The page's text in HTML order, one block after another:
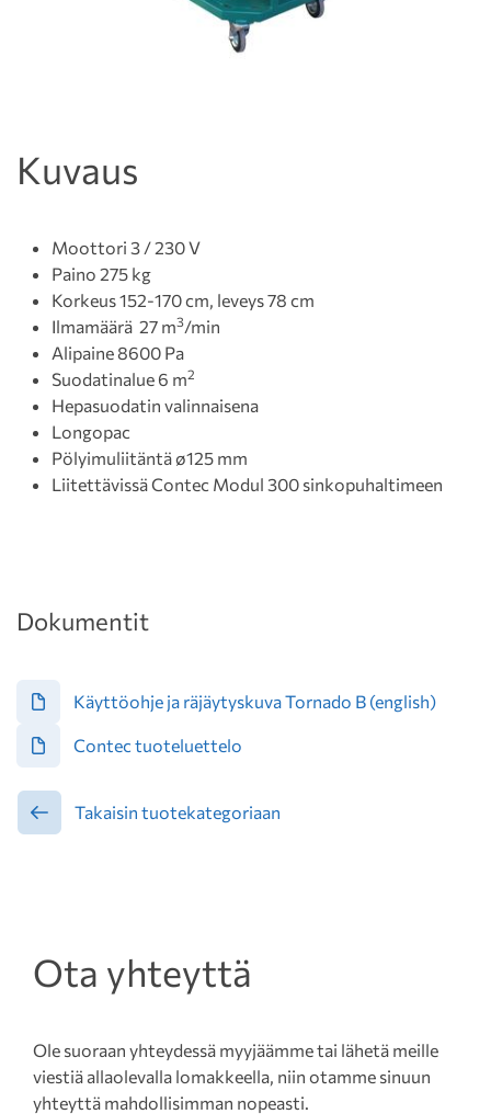
Kuvaus
Moottori 3 / 230 V
Paino 275 kg
Korkeus 152-170 cm, leveys 78 cm
Ilmamäärä 27 m3/min
Alipaine 8600 Pa
Suodatinalue 6 m2
Hepasuodatin valinnaisena
Longopac
Pölyimuliitäntä ø125 mm
Liitettävissä Contec Modul 300 sinkopuhaltimeen
Dokumentit
Käyttöohje ja räjäytyskuva Tornado B (english)
Contec tuoteluettelo
Takaisin tuotekategoriaan
Ota yhteyttä
Ole suoraan yhteydessä myyjäämme tai lähetä meille
viestiä allaolevalla lomakkeella, niin otamme sinuun
yhteyttä mahdollisimman nopeasti.